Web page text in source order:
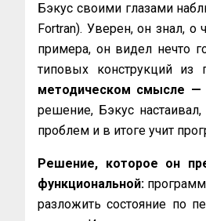
Бэкус своими глазами
Fortran). Уверен, он знал,
примера, он видел нечто
типовых конструкций
методическом смысле —
решение, Бэкус
проблем и в итоге учит
Решение, которое он
функциональной:
разложить состояние по